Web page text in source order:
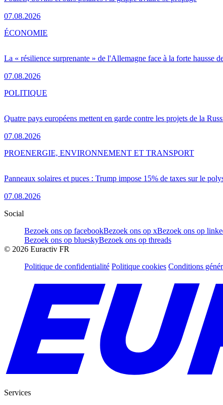
07.08.2026
La « résilience surprenante » de l'Allemagne face à la forte hausse
07.08.2026
ÉCONOMIE
Quatre pays européens mettent en garde contre les projets de la
07.08.2026
POLITIQUE
Panneaux solaires et puces : Trump impose 15% de taxes sur le
07.08.2026
PROENERGIE, ENVIRONNEMENT ET TRANSPORT
Social
Bezoek ons op facebookBezoek ons op xBezoek ons op
Bezoek ons op blueskyBezoek ons op threads
© 2026 Euractiv FR
Politique de confidentialité Politique cookies Conditions
Services